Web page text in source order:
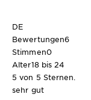
DE
Bewertungen6
Stimmen0
Alter18 bis 24
5 von 5 Sternen.
sehr gut